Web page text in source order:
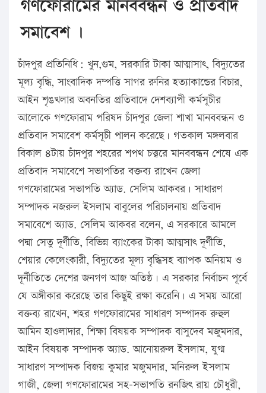
গণফোরামের মানববন্ধন ও প্রতিবাদ
সমাবেশ ।
চাঁদপুর প্রতিনিধি: খুন,গুম, সরকারি টাকা আত্মাসাৎ, বিদ্যুতের
মূল্য বৃদ্ধি, সাংবাদিক দম্পত্তি সাগর রুনির হত্যাকান্ডের বিচার,
আইন শৃঙখলার অবনতির প্রতিবাদে দেশব্যাপী কর্মসূচীর
আলোকে গণফোরাম পরিষদ চাঁদপুর জেলা শাখা মানববন্ধন ও
প্রতিবাদ সমাবেশ কর্মসূচী পালন করেছে। গতকাল মঙ্গলবার
বিকাল ৪টায় চাঁদপুর শহরের শপথ চত্ত্বরে মানববন্ধন শেষে এক
প্রতিবাদ সমাবেশে সভাপতির বক্তব্য রাখেন জেলা
গণফোরামের সভাপতি অ্যাড. সেলিম আকবর। সাধারণ
সম্পাদক নজরুল ইসলাম বাবুলের পরিচালনায় প্রতিবাদ
সমাবেশে অ্যাড. সেলিম আকবর বলেন, এ সরকারে আমলে
পদ্মা সেতু দূর্ণীতি, বিভিন্ন ব্যাংকের টাকা আত্মসাৎ দূর্ণীতি,
শেয়ার কেলেংকারী, বিদ্যুতের মূল্য বৃদ্ধিসহ ব্যাপক অনিয়ম ও
দূর্নীতিতে দেশের জনগণ আজ অতিষ্ঠ। এ সরকার নির্বাচন পূর্বে
যে অঙ্গীকার করেছে তার কিছুই রক্ষা করেনি। এ সময় আরো
বক্তব্য রাখেন, শহর গণফোরামের সাধারণ সম্পাদক রুহুল
আমিন হাওলাদার, শিক্ষা বিষয়ক সম্পাদক বাসুদেব মজুমদার,
আইন বিষয়ক সম্পাদক অ্যাড. আনোয়রুল ইসলাম, যুগ্ম
সাধারণ সম্পাদক বিজয় কুমার মজুমদার, মনিরুল ইসলাম
গাজী, জেলা গণফোরামের সহ-সভাপতি রনজিৎ রায় চৌধুরী,